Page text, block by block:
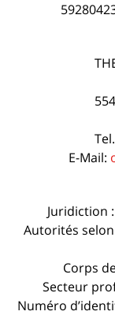
E-Mail:
Juridiction
Autorités selon
Corps
Secteur
Numéro